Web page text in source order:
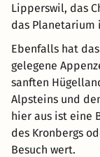
Lipperswil, das
das Planetarium
Ebenfalls hat
gelegene
sanften
Alpsteins und
hier aus ist eine
des Kronbergs
Besuch wert.